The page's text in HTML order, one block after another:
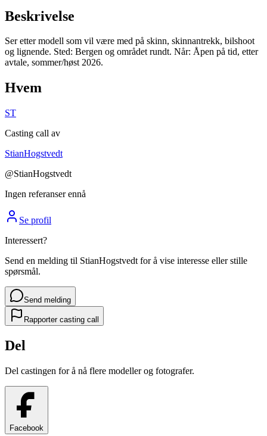
Beskrivelse
Ser etter modell som vil være med på skinn, skinnantrekk, bilshoot
og lignende. Sted: Bergen og området rundt. Når: Åpen på tid, etter
avtale, sommer/høst 2026.
Hvem
ST
Casting call av
StianHogstvedt
@StianHogstvedt
Ingen referanser ennå
Se profil
Interessert?
Send en melding til StianHogstvedt for å vise interesse eller stille
spørsmål.
Send melding
Rapporter casting call
Del
Del castingen for å nå flere modeller og fotografer.
Facebook